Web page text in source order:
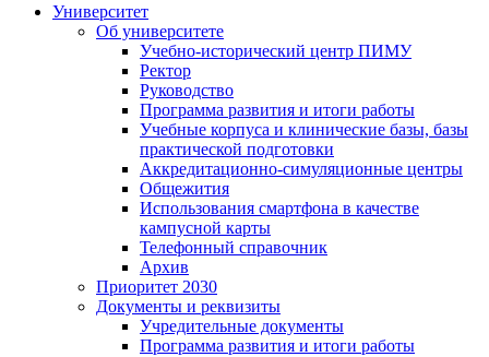
Университет
Об университете
Учебно-исторический центр ПИМУ
Ректор
Руководство
Программа развития и итоги работы
Учебные корпуса и клинические базы, базы
практической подготовки
Аккредитационно-симуляционные центры
Общежития
Использования смартфона в качестве
кампусной карты
Телефонный справочник
Архив
Приоритет 2030
Документы и реквизиты
Учредительные документы
Программа развития и итоги работы